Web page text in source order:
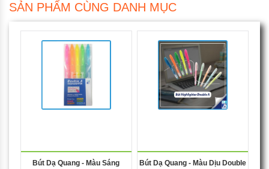
SẢN PHẨM CÙNG DANH MỤC
Bút Dạ Quang - Màu Sáng
Bút Dạ Quang - Màu Dịu Double